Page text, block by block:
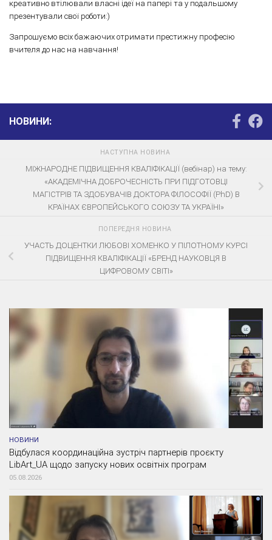
креативно втілювали власні ідеї на папері та у подальшому
презентували свої роботи:)
Запрошуємо всіх бажаючих отримати престижну професію
вчителя до нас на навчання!
НОВИНИ:
НАСТУПНА НОВИНА
МІЖНАРОДНE ПІДВИЩЕННЯ КВАЛІФІКАЦІЇ (вебінар) на тему:
«АКАДЕМІЧНА ДОБРОЧЕСНІСТЬ ПРИ ПІДГОТОВЦІ
МАГІСТРІВ ТА ЗДОБУВАЧІВ ДОКТОРА ФІЛОСОФІЇ (PhD) В
КРАЇНАХ ЄВРОПЕЙСЬКОГО СОЮЗУ ТА УКРАЇНІ»
ПОПЕРЕДНЯ НОВИНА
УЧАСТЬ ДОЦЕНТКИ ЛЮБОВІ ХОМЕНКО У ПІЛОТНОМУ КУРСІ
ПІДВИЩЕННЯ КВАЛІФІКАЦІЇ «БРЕНД НАУКОВЦЯ В
ЦИФРОВОМУ СВІТІ»
НОВИНИ
Відбулася координаційна зустріч партнерів проєкту
LibArt_UA щодо запуску нових освітніх програм
05.08.2026